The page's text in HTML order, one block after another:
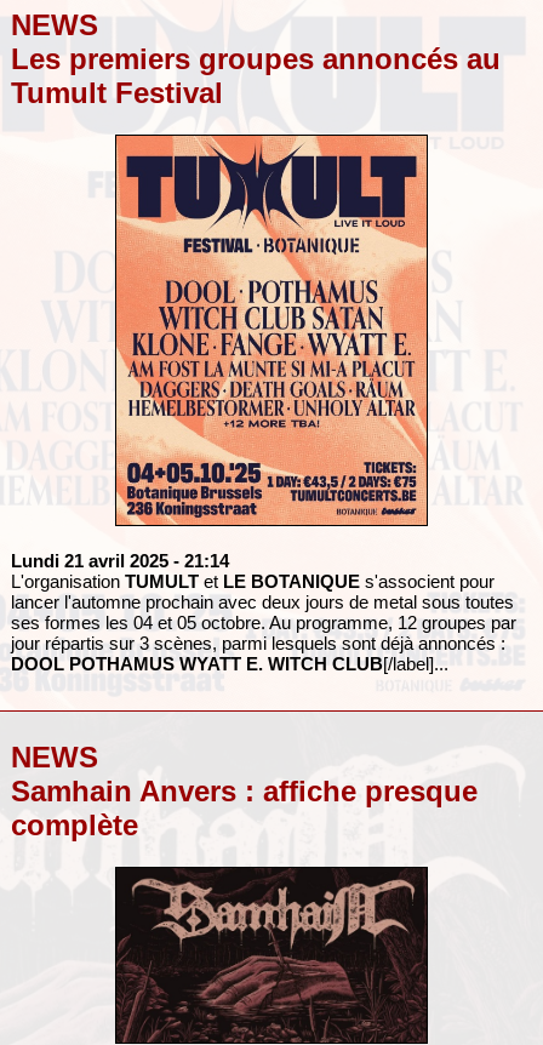
NEWS
Les premiers groupes annoncés au
Tumult Festival
Lundi 21 avril 2025 - 21:14
L'organisation TUMULTet LE BOTANIQUEs'associent pour
lancer l'automne prochain avec deux jours de metal sous toutes
ses formes les 04 et 05 octobre. Au programme, 12 groupes par
jour répartis sur 3 scènes, parmi lesquels sont déjà annoncés :
DOOL POTHAMUS WYATT E. WITCH CLUB[/label]...
NEWS
Samhain Anvers : affiche presque
complète